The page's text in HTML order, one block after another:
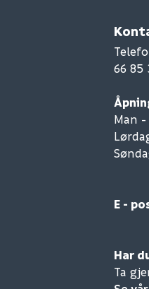
66 85
Man -
E -
Har
Ta